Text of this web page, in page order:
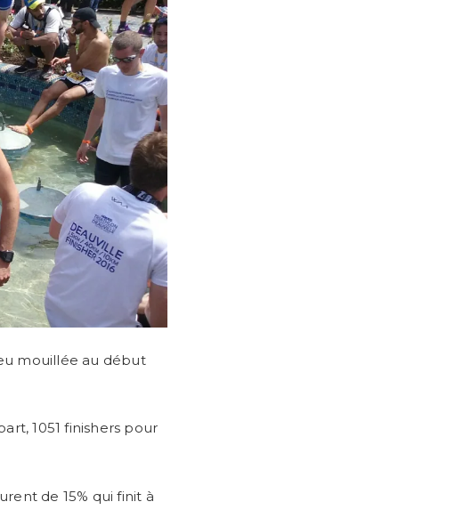
mouillée au début
1051 finishers pour
de 15% qui finit à